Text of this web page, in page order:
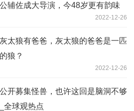
辅佐成大导演，今48岁更有韵味
2022-12-26
太狼有爸爸，灰太狼的爸爸是一匹
狼？
2022-12-26
开募集怪兽，也许这回是脑洞不够
全球观热点